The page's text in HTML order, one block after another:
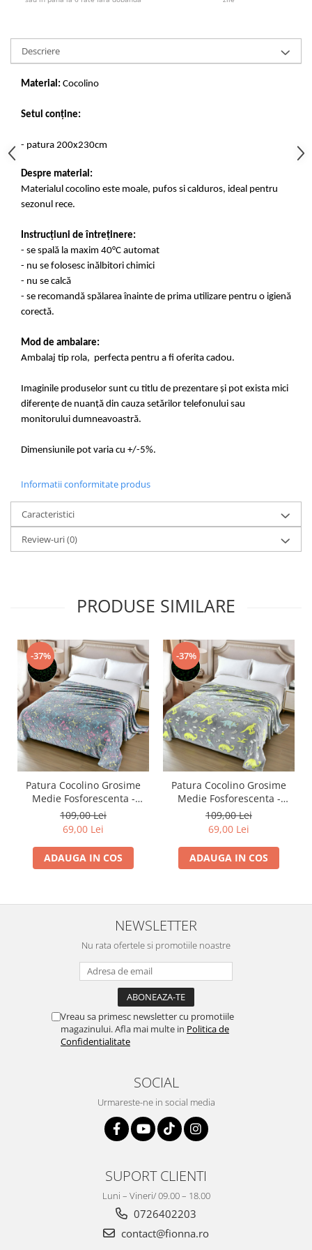
Descriere
Material: Cocolino
Setul conține:
- patura 200x230cm
Despre material:
Materialul cocolino este moale, pufos si calduros, ideal pentru
sezonul rece.
Instrucțiuni de întreținere:
- se spală la maxim 40°C automat
- nu se folosesc inălbitori chimici
- nu se calcă
- se recomandă spălarea înainte de prima utilizare pentru o igienă
corectă.
Mod de ambalare:
Ambalaj tip rola, perfecta pentru a fi oferita cadou.
Imaginile produselor sunt cu titlu de prezentare și pot exista mici
diferențe de nuanță din cauza setărilor telefonului sau
monitorului dumneavoastră.
Dimensiunile pot varia cu +/-5%.
Informatii conformitate produs
Caracteristici
Review-uri(0)
PRODUSE SIMILARE
-37%
Patura Cocolino Grosime
Medie Fosforescenta -
Fluturasi Colorati
109,00 Lei
69,00 Lei
ADAUGA IN COS
-37%
Patura Cocolino Grosime
Medie Fosforescenta -
Dinozauri
109,00 Lei
69,00 Lei
ADAUGA IN COS
NEWSLETTER
Nu rata ofertele si promotiile noastre
Vreau sa primesc newsletter cu promotiile
magazinului. Afla mai multe in Politica de
Confidentialitate
SOCIAL
Urmareste-ne in social media
SUPORT CLIENTI
Luni – Vineri/ 09.00 – 18.00
0726402203
contact@fionna.ro